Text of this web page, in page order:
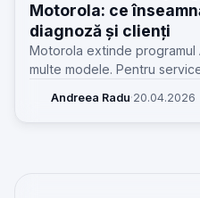
Motorola: ce
diagnoză și clienți
Motorola extinde programul
multe modele. Pentru
pot părea hardware.
Andreea Radu·20.04.2026